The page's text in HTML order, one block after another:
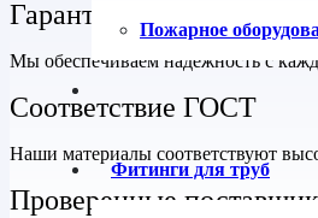
Пожарное
Фитинги для труб
Гарантия на все товары
Мы обеспечиваем надежность с
Соответствие ГОСТ
Наши материалы соответствуют
Проверенные